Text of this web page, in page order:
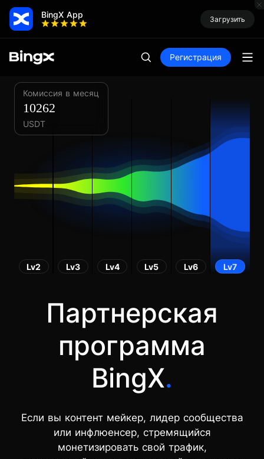
BingX App Загрузить
Регистрация
Комиссия в месяц
10262
USDT
Lv2 Lv3 Lv4 Lv5 Lv6 Lv7
Партнерская
программа
BingX.
Если вы контент мейкер, лидер сообщества
или инфлюенсер, стремящийся
монетизировать свой трафик,